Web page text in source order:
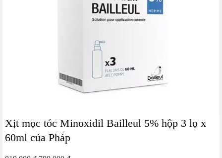
Xịt mọc tóc Minoxidil Bailleul 5% hộp 3 lọ x
60ml của Pháp